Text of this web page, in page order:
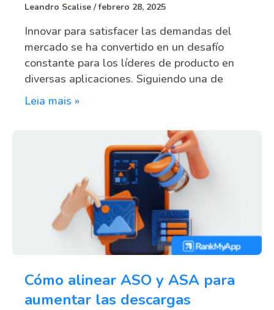
Leandro Scalise febrero 28, 2025
Innovar para satisfacer las demandas del
mercado se ha convertido en un desafío
constante para los líderes de producto en
diversas aplicaciones. Siguiendo una de
Leia mais »
Cómo alinear ASO y ASA para
aumentar las descargas